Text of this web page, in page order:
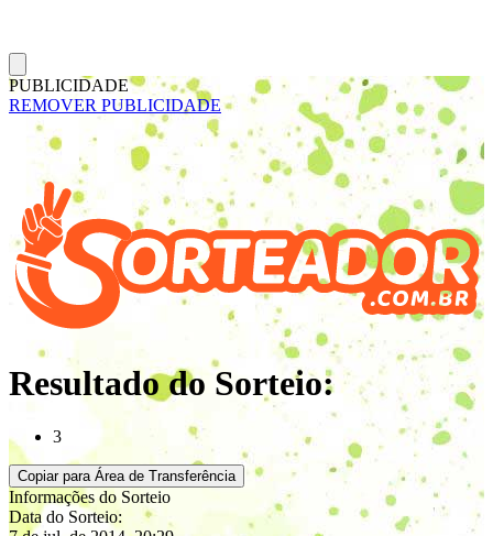
PUBLICIDADE
REMOVER PUBLICIDADE
Resultado do Sorteio:
3
Copiar para Área de Transferência
Informações do Sorteio
Data do Sorteio: